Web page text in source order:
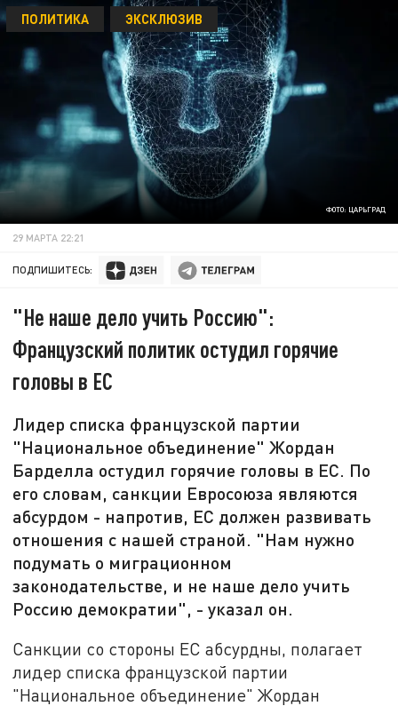
ФОТО: ЦАРЬГРАД
ПОЛИТИКА ЭКСКЛЮЗИВ
29 МАРТА 22:21
ПОДПИШИТЕСЬ:
"Не наше дело учить Россию":
Французский политик остудил горячие
головы в ЕС
Лидер списка французской партии
"Национальное объединение" Жордан
Барделла остудил горячие головы в ЕС. По
его словам, санкции Евросоюза являются
абсурдом - напротив, ЕС должен развивать
отношения с нашей страной. "Нам нужно
подумать о миграционном
законодательстве, и не наше дело учить
Россию демократии", - указал он.
Санкции со стороны ЕС абсурдны, полагает
лидер списка французской партии
"Национальное объединение" Жордан